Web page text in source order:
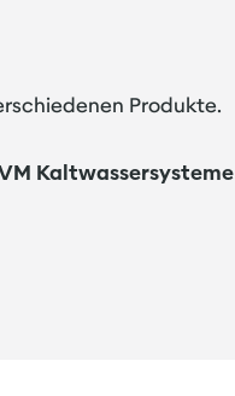
Produkte.
Kaltwassersysteme